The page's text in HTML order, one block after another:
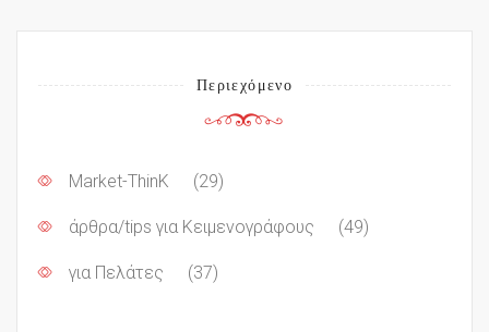
Περιεχόμενο
Market-ThinK (29)
άρθρα/tips για Κειμενογράφους (49)
για Πελάτες (37)